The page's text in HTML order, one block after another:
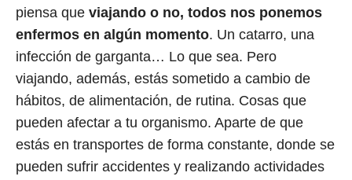
piensa que viajando o no, todos nos ponemos
enfermos en algún momento. Un catarro, una
infección de garganta… Lo que sea. Pero
viajando, además, estás sometido a cambio de
hábitos, de alimentación, de rutina. Cosas que
pueden afectar a tu organismo. Aparte de que
estás en transportes de forma constante, donde se
pueden sufrir accidentes y realizando actividades